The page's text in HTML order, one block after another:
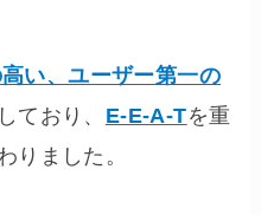
い、ユーザー第一の
ており、 E-E-A-Tを重
りました。